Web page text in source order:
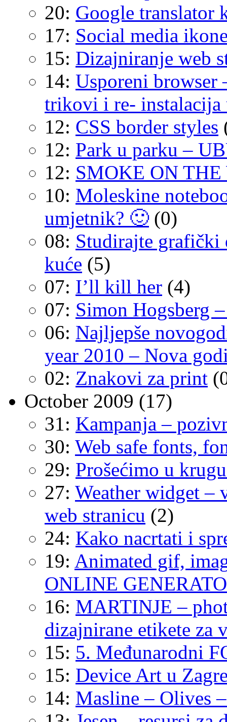
20: Google translator
17: Social media
15: Dizajniranje web
14: Usporeni browser
trikovi i re- instalacija
12: CSS border styles
12: Park u parku –
12: SMOKE ON
10: Moleskine
umjetnik? 🙂 (0)
08: Studirajte grafički
kuće (5)
07: I’ll kill her (4)
07: Simon Hogsberg
06: Najljepše
year 2010 – Nova
02: Znakovi za print
October 2009 (17)
31: Kampanja –
30: Web safe fonts,
29: Prošećimo u
27: Weather widget –
web stranicu (2)
24: Kako nacrtati i
19: Animated gif,
ONLINE
16: MARTINJE –
dizajnirane etikete za
15: 5. Međunarodni
15: Device Art u
14: Masline – Olives